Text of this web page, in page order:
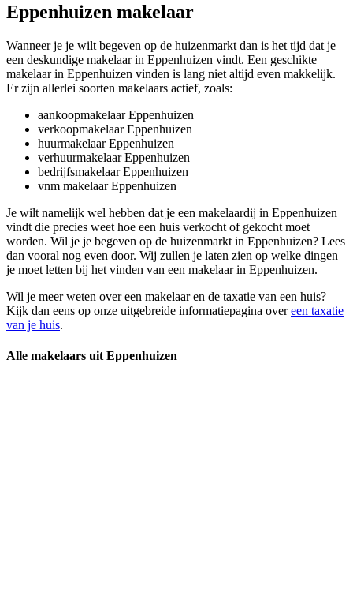
Eppenhuizen makelaar
Wanneer je je wilt begeven op de huizenmarkt dan is het tijd dat je
een deskundige makelaar in Eppenhuizen vindt. Een geschikte
makelaar in Eppenhuizen vinden is lang niet altijd even makkelijk.
Er zijn allerlei soorten makelaars actief, zoals:
aankoopmakelaar Eppenhuizen
verkoopmakelaar Eppenhuizen
huurmakelaar Eppenhuizen
verhuurmakelaar Eppenhuizen
bedrijfsmakelaar Eppenhuizen
vnm makelaar Eppenhuizen
Je wilt namelijk wel hebben dat je een makelaardij in Eppenhuizen
vindt die precies weet hoe een huis verkocht of gekocht moet
worden. Wil je je begeven op de huizenmarkt in Eppenhuizen? Lees
dan vooral nog even door. Wij zullen je laten zien op welke dingen
je moet letten bij het vinden van een makelaar in Eppenhuizen.
Wil je meer weten over een makelaar en de taxatie van een huis?
Kijk dan eens op onze uitgebreide informatiepagina overeen taxatie
van je huis.
Alle makelaars uit Eppenhuizen